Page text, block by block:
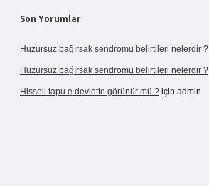
Son Yorumlar
Huzursuz bağırsak sendromu belirtileri nelerdir ?
Huzursuz bağırsak sendromu belirtileri nelerdir ?
Hisseli tapu e devlette görünür mü ? için admin